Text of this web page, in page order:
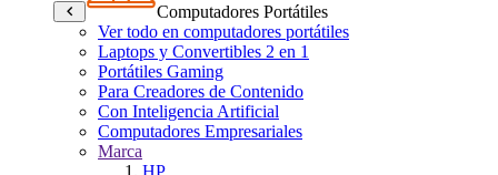
Computadores Portátiles
Ver todo en computadores portátiles
Laptops y Convertibles 2 en 1
Portátiles Gaming
Para Creadores de Contenido
Con Inteligencia Artificial
Computadores Empresariales
Marca
HP